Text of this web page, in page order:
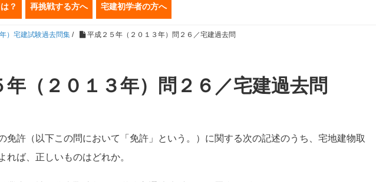
？ 再挑戦する方へ 宅建初学者の方へ
）宅建試験過去問集 / 平成２５年（２０１３年）問２６／宅建過去問
年（２０１３年）問２６／宅建過去問
免許（以下この問において「免許」という。）に関する次の記述のうち、宅地建物取
れば、正しいものはどれか。